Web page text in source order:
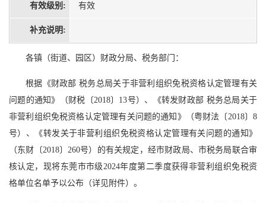
有效级别: 有效
补充说明:
各镇（街道、园区）财政分局、税务部门：
根据《财政部 税务总局关于非营利组织免税资格认定管理有关
问题的通知》（财税〔2018〕13号）、《转发财政部 税务总局关于
非营利组织免税资格认定管理有关问题的通知》（粤财法〔2018〕8
号）、《转发关于非营利组织免税资格认定管理有关问题的通知》
（东财〔2018〕260号）的有关规定，经市财政局、市税务局联合审
核认定，现将东莞市市级2024年度第二季度获得非营利组织免税资
格单位名单予以公布（详见附件）。